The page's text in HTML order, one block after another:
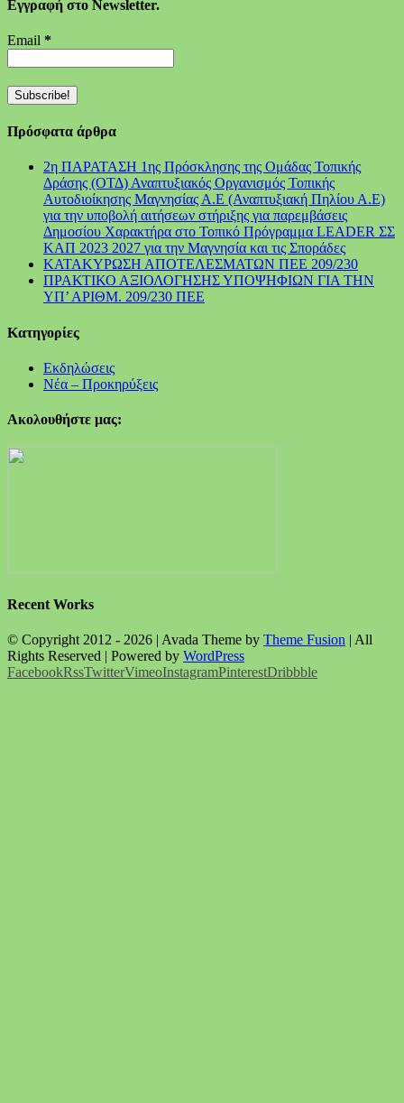
Εγγραφή στο Newsletter.
Email *
Πρόσφατα άρθρα
2η ΠΑΡΑΤΑΣΗ 1ης Πρόσκλησης της Ομάδας Τοπικής
Δράσης (ΟΤΔ) Αναπτυξιακός Οργανισμός Τοπικής
Αυτοδιοίκησης Μαγνησίας Α.Ε (Αναπτυξιακή Πηλίου Α.Ε)
για την υποβολή αιτήσεων στήριξης για παρεμβάσεις
Δημοσίου Χαρακτήρα στο Τοπικό Πρόγραμμα LEADER ΣΣ
ΚΑΠ 2023 2027 για την Μαγνησία και τις Σποράδες
ΚΑΤΑΚΥΡΩΣΗ ΑΠΟΤΕΛΕΣΜΑΤΩΝ ΠΕΕ 209/230
ΠΡΑΚΤΙΚΟ ΑΞΙΟΛΟΓΗΣΗΣ ΥΠΟΨΗΦΙΩΝ ΓΙΑ ΤΗΝ
ΥΠ’ ΑΡΙΘΜ. 209/230 ΠΕΕ
Kατηγορίες
Εκδηλώσεις
Νέα – Προκηρύξεις
Ακολουθήστε μας:
Recent Works
© Copyright 2012 - 2026 | Avada Theme by Theme Fusion | All
Rights Reserved | Powered by WordPress
FacebookRssTwitterVimeoInstagramPinterestDribbble